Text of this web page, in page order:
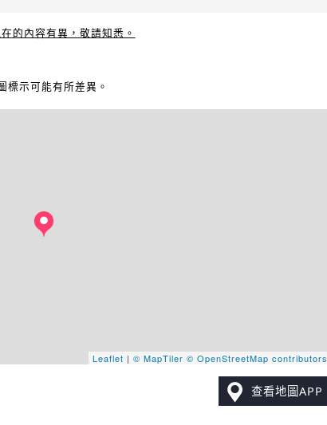
的內容有異，敬請知悉。
示可能有所差異。
Leaflet |© MapTiler © OpenStreetMap contributors
查看地圖APP